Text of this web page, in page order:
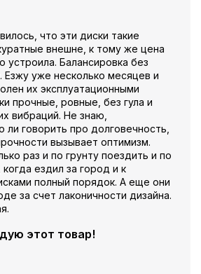
что эти диски такие
внешне, к тому же цена
устроила. Балансировка без
Езжу уже несколько месяцев и
их эксплуатационными
прочные, ровные, без гула и
вибраций. Не знаю,
говорить про долговечность,
вызывает оптимизм.
раз и по грунту поездить и по
ездил за город и к
полный порядок. А еще они
за счет лаконичности дизайна.
этот товар!